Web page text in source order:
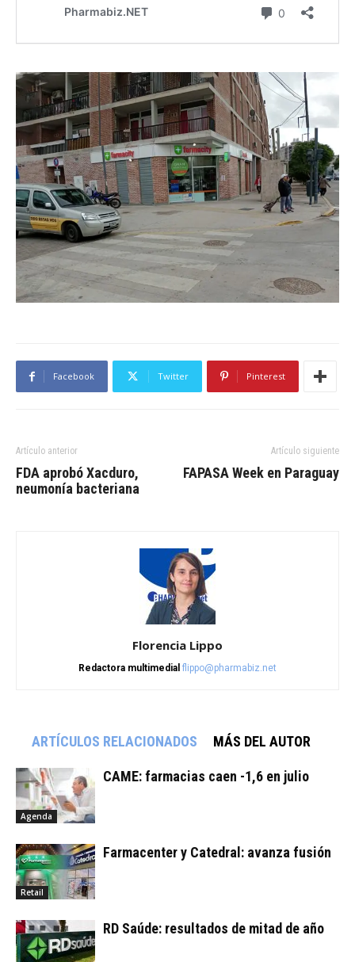
Facebook Twitter Pinterest
Artículo anterior
FDA aprobó Xacduro,
neumonía bacteriana
Artículo siguiente
FAPASA Week en Paraguay
Florencia Lippo
Redactora multimedial flippo@pharmabiz.net
ARTÍCULOS RELACIONADOS MÁS DEL AUTOR
Agenda
CAME: farmacias caen -1,6 en julio
Retail
Farmacenter y Catedral: avanza fusión
RD Saúde: resultados de mitad de año